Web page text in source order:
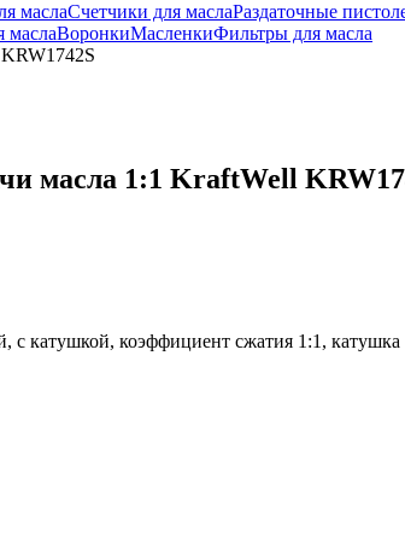
маслаСчетчики для маслаРаздаточные
маслаВоронкиМасленкиФильтры для масла
масла 1:1 KraftWell
с катушкой, коэффициент сжатия 1:1,